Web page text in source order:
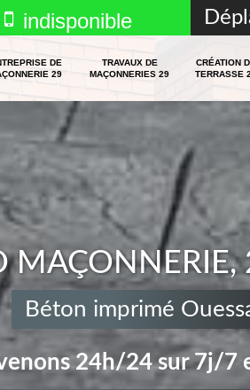
indisponible
DE
29
TRAVAUX DE
MAÇONNERIES 29
CRÉATION
TERRASSE
MAÇONNERIE,
Béton imprimé
24h/24 sur 7j/7